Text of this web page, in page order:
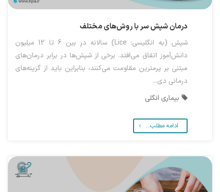
درمان شپش سر با روش‌های مختلف
شپش (به انگلیسی: Lice) سالانه در بین 6 تا 12 میلیون
دانش‌آموز اتفاق می‌افتد. برخی از شپش‌ها در برابر درمان‌های
مبتنی بر پرمترین مقاومت می‌کنند، بنابراین باید از گزینه‌های
درمانی دی...
بیماری انگلی
ادامه مطلب...